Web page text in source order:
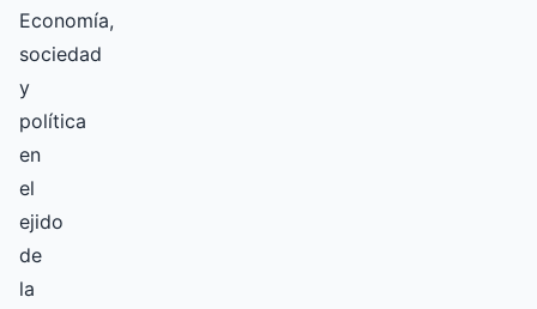
Economía,
sociedad
y
política
en
el
ejido
de
la